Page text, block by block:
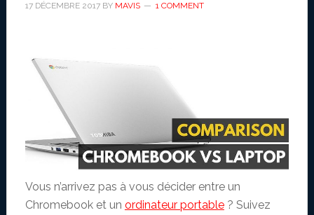
17 DÉCEMBRE 2017BY MAVIS 1 COMMENT
Vous n’arrivez pas à vous décider entre un
Chromebook et un ordinateur portable? Suivez